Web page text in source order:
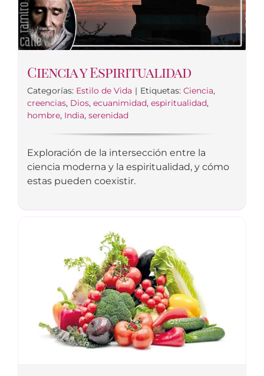
Ciencia y Espiritualidad
Categorías: Estilo de Vida | Etiquetas: Ciencia,
creencias, Dios, ecuanimidad, espiritualidad,
hombre, India, serenidad
Exploración de la intersección entre la
ciencia moderna y la espiritualidad, y cómo
estas pueden coexistir.